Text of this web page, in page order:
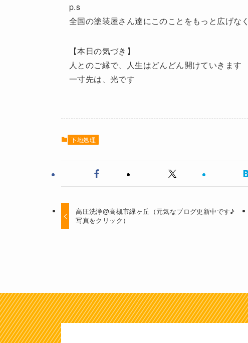
p.s
全国の塗装屋さん達にこのことをもっと広げな
【本日の気づき】
人とのご縁で、人生はどんどん開けていきます
一寸先は、光です
下地処理
高圧洗浄@高槻市緑ヶ丘（元気なブログ更新中です♪
写真をクリック）